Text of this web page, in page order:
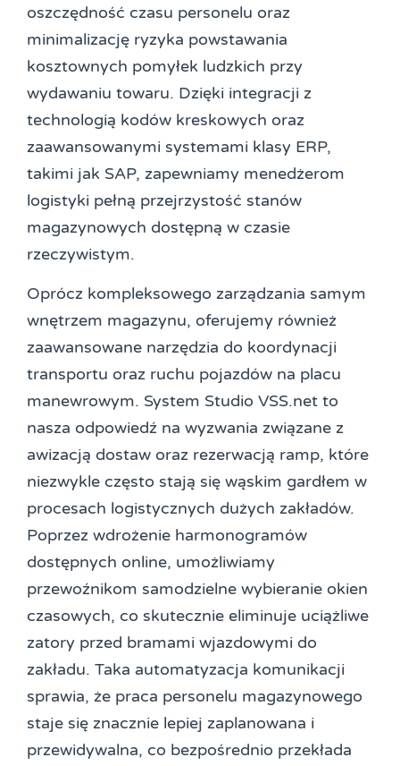
oszczędność czasu personelu oraz
minimalizację ryzyka powstawania
kosztownych pomyłek ludzkich przy
wydawaniu towaru. Dzięki integracji z
technologią kodów kreskowych oraz
zaawansowanymi systemami klasy ERP,
takimi jak SAP, zapewniamy menedżerom
logistyki pełną przejrzystość stanów
magazynowych dostępną w czasie
rzeczywistym.
Oprócz kompleksowego zarządzania samym
wnętrzem magazynu, oferujemy również
zaawansowane narzędzia do koordynacji
transportu oraz ruchu pojazdów na placu
manewrowym. System Studio VSS.net to
nasza odpowiedź na wyzwania związane z
awizacją dostaw oraz rezerwacją ramp, które
niezwykle często stają się wąskim gardłem w
procesach logistycznych dużych zakładów.
Poprzez wdrożenie harmonogramów
dostępnych online, umożliwiamy
przewoźnikom samodzielne wybieranie okien
czasowych, co skutecznie eliminuje uciążliwe
zatory przed bramami wjazdowymi do
zakładu. Taka automatyzacja komunikacji
sprawia, że praca personelu magazynowego
staje się znacznie lepiej zaplanowana i
przewidywalna, co bezpośrednio przekłada